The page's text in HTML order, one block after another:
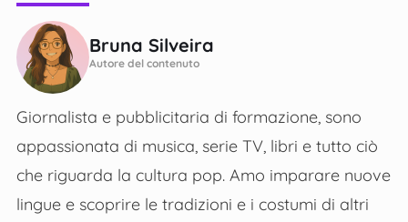
Bruna Silveira
Autore del contenuto
Giornalista e pubblicitaria di formazione, sono
appassionata di musica, serie TV, libri e tutto ciò
che riguarda la cultura pop. Amo imparare nuove
lingue e scoprire le tradizioni e i costumi di altri